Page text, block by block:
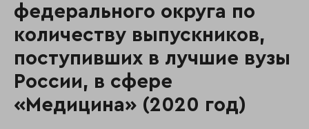
федерального округа по
количеству выпускников,
поступивших в лучшие вузы
России, в сфере
«Медицина» (2020 год)